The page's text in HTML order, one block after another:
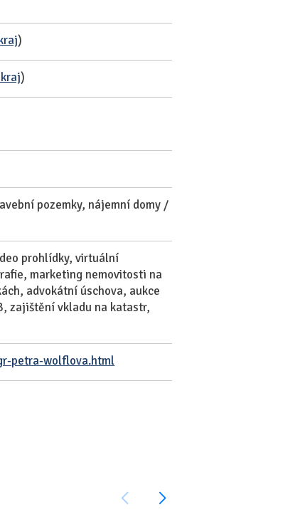
)
)
pozemky, nájemní domy /
prohlídky, virtuální
marketing nemovitosti na
advokátní úschova, aukce
zajištění vkladu na katastr,
petra-wolflova.html